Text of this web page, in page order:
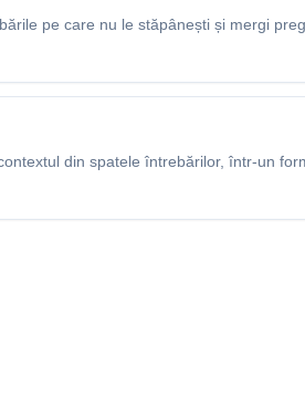
pe care nu le stăpânești și mergi
din spatele întrebărilor, într-un